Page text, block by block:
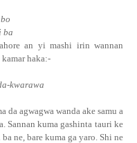
ba
an yi mashi irin wannan
haka:-
kwarawa
da agwagwa wanda ake samu a
Sannan kuma gashinta tauri ke
ne, bare kuma ga yaro. Shi ne